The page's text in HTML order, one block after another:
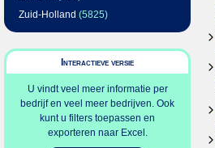
Zuid-Holland (5825)
Interactieve versie
U vindt veel meer informatie per
bedrijf en veel meer bedrijven. Ook
kunt u filters toepassen en
exporteren naar Excel.